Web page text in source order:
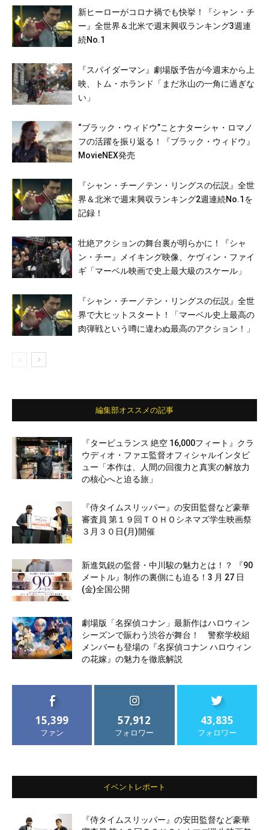
新ヒーローがコロナ禍でも快挙！『シャン・チ
ー』全世界＆北米で週末興収ランキング3週連
続No.1
『スパイダーマン』劇場版予告が今週末から上
映、トム・ホランド「まだ氷山の一角に過ぎな
い」
“ブラック・ウィドウ”ことナターシャ・ロマノ
フの活躍を振り返る！『ブラック・ウィドウ』
MovieNEX発売
『シャン・チー／テン・リングスの伝説』全世
界＆北米で週末興収ランキング2週連続No.1を
記録！
壮絶アクションの舞台裏が明らかに！『シャ
ン・チー』メイキング映像、ケヴィン・ファイ
ギ「マーベル映画で史上最大級のスケール」
『シャン・チー／テン・リングスの伝説』全世
界で大ヒットスタート！「マーベル史上最高の
肉弾戦という噂に違わぬ最高のアクション！」
編集部オススメの記事
『タービュランス 絶空 16,000フィート』クラ
ウディオ・ファエ監督オフィシャルインタビ
ュー「本作は、人間の回復力と真実の解放力
の核心へと迫る旅」
『侍タイムスリッパー』の安田監督など豪華
審査員 第１９回ＴＯＨＯシネマズ学生映画祭
３月３０日(月)開催
新進気鋭の監督・中川駿の魅力とは！？ 『90
メートル』制作の裏側にも迫る！3 月 27 日
(金)全国公開
劇場版「名探偵コナン」最新作はハロウィン
シーズンで賑わう渋谷が舞台！ 警察学校組
メンバーも登場の『名探偵コナン ハロウィン
の花嫁』の魅力を徹底解説
15,399
ファン
57,912
フォロワー
43,835
フォロワー
イベントレポート
『侍タイムスリッパー』の安田監督など豪華